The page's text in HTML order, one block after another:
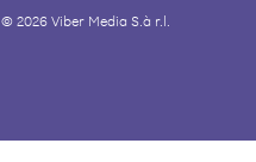
© 2026Viber Media S.à r.l.